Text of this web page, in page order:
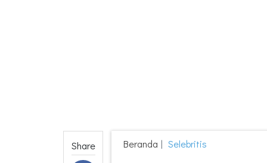
Share Beranda Selebritis